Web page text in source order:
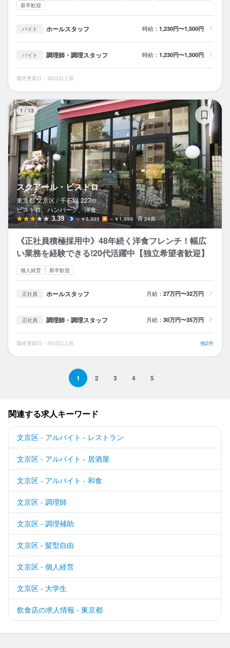
新卒歓迎
バイト ホールスタッフ 時給： 1,230円〜1,500円
バイト 調理師・調理スタッフ 時給： 1,230円〜1,500円
最終更新日：30日以上前
1 / 13
スクアール・ビストロ
東京都 文京区 / 千石駅 227m
ビストロ、ハンバーグ、洋食
3.39 ～￥5,999 ～￥1,999 24席
《正社員積極採用中》48年続く洋食フレンチ！幅広
い業務を経験できる!20代活躍中【独立希望者歓迎】
個人経営 新卒歓迎
正社員 ホールスタッフ 月給： 27万円〜32万円
正社員 調理師・調理スタッフ 月給： 30万円〜35万円
最終更新日：30日以上前 他2件
1 2 3 4 5
関連する求人キーワード
文京区 - アルバイト - レストラン
文京区 - アルバイト - 居酒屋
文京区 - アルバイト - 和食
文京区 - 調理師
文京区 - 調理補助
文京区 - 髪型自由
文京区 - 個人経営
文京区 - 大学生
飲食店の求人情報 - 東京都